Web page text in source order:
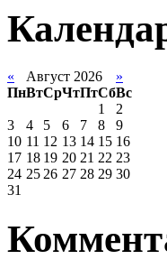
« Август 2026
»
ПнВтСрЧтПтСбВс
1
2
3
4 5 6 7 8
9
10 11 12 13 14 15 16
17 18 19 20 21 22 23
24 25 26 27 28 29 30
31